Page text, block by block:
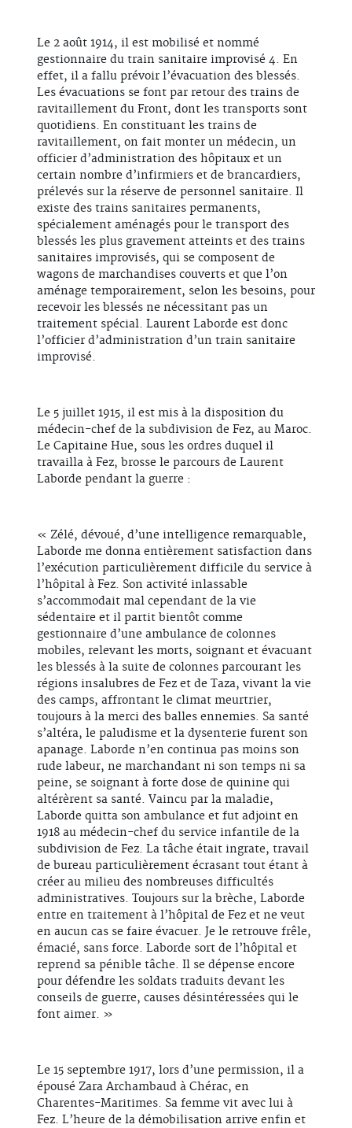
Le 2 août 1914, il est mobilisé et nommé
gestionnaire du train sanitaire improvisé 4. En
effet, il a fallu prévoir l’évacuation des blessés.
Les évacuations se font par retour des trains de
ravitaillement du Front, dont les transports sont
quotidiens. En constituant les trains de
ravitaillement, on fait monter un médecin, un
officier d’administration des hôpitaux et un
certain nombre d’infirmiers et de brancardiers,
prélevés sur la réserve de personnel sanitaire. Il
existe des trains sanitaires permanents,
spécialement aménagés pour le transport des
blessés les plus gravement atteints et des trains
sanitaires improvisés, qui se composent de
wagons de marchandises couverts et que l’on
aménage temporairement, selon les besoins, pour
recevoir les blessés ne nécessitant pas un
traitement spécial. Laurent Laborde est donc
l’officier d’administration d’un train sanitaire
improvisé.
Le 5 juillet 1915, il est mis à la disposition du
médecin-chef de la subdivision de Fez, au Maroc.
Le Capitaine Hue, sous les ordres duquel il
travailla à Fez, brosse le parcours de Laurent
Laborde pendant la guerre :
« Zélé, dévoué, d’une intelligence remarquable,
Laborde me donna entièrement satisfaction dans
l’exécution particulièrement difficile du service à
l’hôpital à Fez. Son activité inlassable
s’accommodait mal cependant de la vie
sédentaire et il partit bientôt comme
gestionnaire d’une ambulance de colonnes
mobiles, relevant les morts, soignant et évacuant
les blessés à la suite de colonnes parcourant les
régions insalubres de Fez et de Taza, vivant la vie
des camps, affrontant le climat meurtrier,
toujours à la merci des balles ennemies. Sa santé
s’altéra, le paludisme et la dysenterie furent son
apanage. Laborde n’en continua pas moins son
rude labeur, ne marchandant ni son temps ni sa
peine, se soignant à forte dose de quinine qui
altérèrent sa santé. Vaincu par la maladie,
Laborde quitta son ambulance et fut adjoint en
1918 au médecin-chef du service infantile de la
subdivision de Fez. La tâche était ingrate, travail
de bureau particulièrement écrasant tout étant à
créer au milieu des nombreuses difficultés
administratives. Toujours sur la brèche, Laborde
entre en traitement à l’hôpital de Fez et ne veut
en aucun cas se faire évacuer. Je le retrouve frêle,
émacié, sans force. Laborde sort de l’hôpital et
reprend sa pénible tâche. Il se dépense encore
pour défendre les soldats traduits devant les
conseils de guerre, causes désintéressées qui le
font aimer. »
Le 15 septembre 1917, lors d’une permission, il a
épousé Zara Archambaud à Chérac, en
Charentes-Maritimes. Sa femme vit avec lui à
Fez. L’heure de la démobilisation arrive enfin et